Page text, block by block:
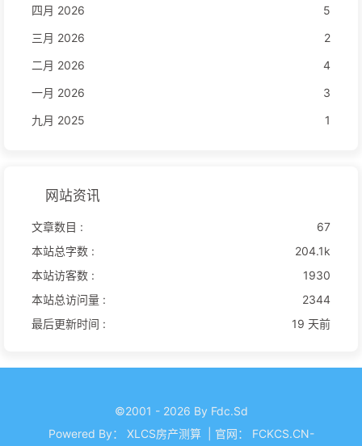
四月 2026
5
三月 2026
2
二月 2026
4
一月 2026
3
九月 2025
1
网站资讯
文章数目 :
67
本站总字数 :
204.1k
本站访客数 :
1930
本站总访问量 :
2344
最后更新时间 :
19 天前
©2001 - 2026 By Fdc.Sd
Powered By： XLCS房产测算 官网： FCKCS.CN-